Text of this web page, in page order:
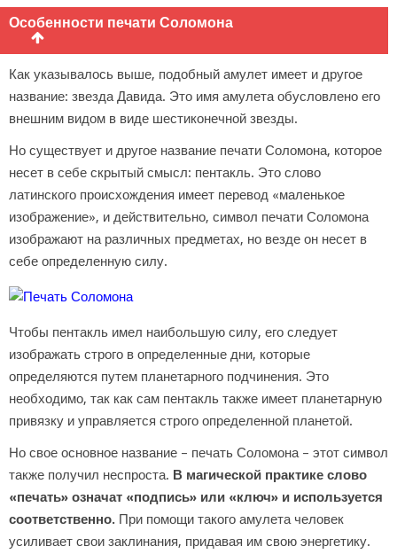
Особенности печати Соломона
Как указывалось выше, подобный амулет имеет и другое
название: звезда Давида. Это имя амулета обусловлено его
внешним видом в виде шестиконечной звезды.
Но существует и другое название печати Соломона, которое
несет в себе скрытый смысл: пентакль. Это слово
латинского происхождения имеет перевод «маленькое
изображение», и действительно, символ печати Соломона
изображают на различных предметах, но везде он несет в
себе определенную силу.
Чтобы пентакль имел наибольшую силу, его следует
изображать строго в определенные дни, которые
определяются путем планетарного подчинения. Это
необходимо, так как сам пентакль также имеет планетарную
привязку и управляется строго определенной планетой.
Но свое основное название – печать Соломона – этот символ
также получил неспроста. В магической практике слово
«печать» означат «подпись» или «ключ» и используется
соответственно. При помощи такого амулета человек
усиливает свои заклинания, придавая им свою энергетику.